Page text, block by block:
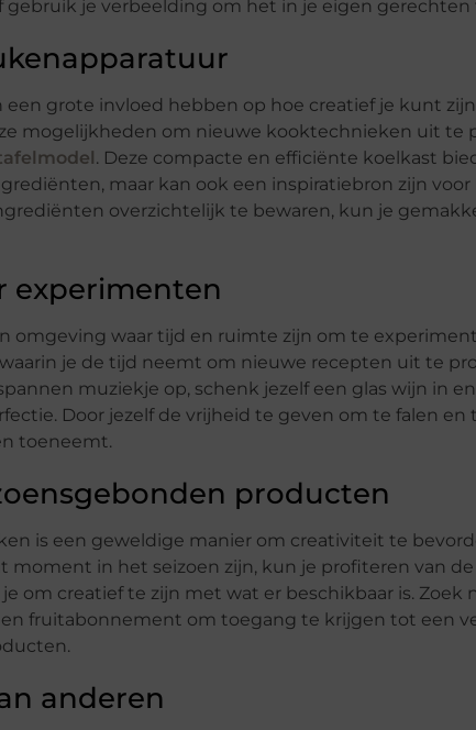
gebruik je verbeelding om het in je eigen
een grote invloed hebben op hoe creatief je kunt
mogelijkheden om nieuwe kooktechnieken uit te
. Deze compacte en efficiënte koelkast
maar kan ook een inspiratiebron zijn
overzichtelijk te bewaren, kun je
experimenten
omgeving waar tijd en ruimte zijn om te
je de tijd neemt om nieuwe recepten uit te
muziekje op, schenk jezelf een glas wijn in
Door jezelf de vrijheid te geven om te falen en
toeneemt.
producten
is een geweldige manier om creativiteit te
moment in het seizoen zijn, kun je profiteren van
om creatief te zijn met wat er beschikbaar is. Zoek
fruitabonnement om toegang te krijgen tot een
anderen